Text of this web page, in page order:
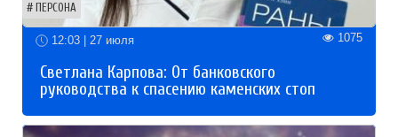
ПЕРСОНА
12:03 | 27 июля 1075
Светлана Карпова: От банковского
руководства к спасению каменских стоп